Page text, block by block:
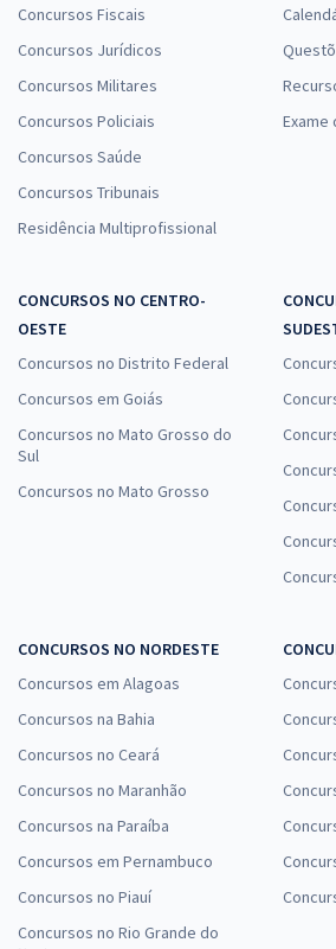
Concursos Fiscais
Concursos Jurídicos
Concursos Militares
Concursos Policiais
Concursos Saúde
Concursos Tribunais
Residência Multiprofissional
Exame
CONCURSOS NO CENTRO-
OESTE
Concursos no Distrito Federal
Concursos em Goiás
Concursos no Mato Grosso do
Sul
Concursos no Mato Grosso
CONCURSOS NO NORDESTE
Concursos em Alagoas
Concursos na Bahia
Concursos no Ceará
Concursos no Maranhão
Concursos na Paraíba
Concursos em Pernambuco
Concursos no Piauí
Concursos no Rio Grande do